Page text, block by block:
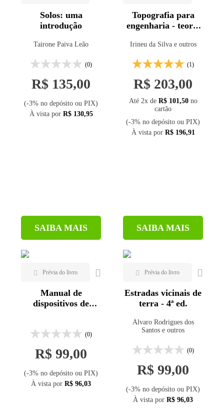
Solos: uma
introdução
Tairone Paiva Leão
(0)
R$ 135,00
(-3% no depósito ou PIX)
À vista por R$ 130,95
SAIBA MAIS
Topografia para
engenharia - teoria
geomática - 2ª ed.
Irineu da Silva e outros
(1)
R$ 203,00
Até 2x de R$ 101,50no
cartão
(-3% no depósito ou PIX)
À vista por R$ 196,91
SAIBA MAIS
Manual de
dispositivos de
mudanças
(0)
R$ 99,00
(-3% no depósito ou PIX)
À vista por R$ 96,03
Estradas vicinais de
terra - 4ª ed.
Álvaro Rodrigues dos
Santos e outros
(0)
R$ 99,00
(-3% no depósito ou PIX)
À vista por R$ 96,03